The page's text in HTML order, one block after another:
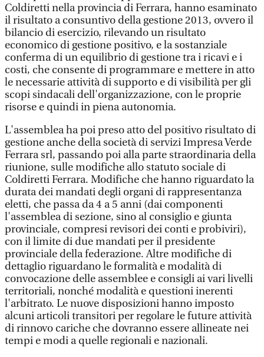
Coldiretti nella provincia di Ferrara, hanno esaminato
il risultato a consuntivo della gestione 2013, ovvero il
bilancio di esercizio, rilevando un risultato
economico di gestione positivo, e la sostanziale
conferma di un equilibrio di gestione tra i ricavi e i
costi, che consente di programmare e mettere in atto
le necessarie attività di supporto e di visibilità per gli
scopi sindacali dell'organizzazione, con le proprie
risorse e quindi in piena autonomia.
L'assemblea ha poi preso atto del positivo risultato di
gestione anche della società di servizi Impresa Verde
Ferrara srl, passando poi alla parte straordinaria della
riunione, sulle modifiche allo statuto sociale di
Coldiretti Ferrara. Modifiche che hanno riguardato la
durata dei mandati degli organi di rappresentanza
eletti, che passa da 4 a 5 anni (dai componenti
l'assemblea di sezione, sino al consiglio e giunta
provinciale, compresi revisori dei conti e probiviri),
con il limite di due mandati per il presidente
provinciale della federazione. Altre modifiche di
dettaglio riguardano le formalità e modalità di
convocazione delle assemblee e consigli ai vari livelli
territoriali, nonché modalità e questioni inerenti
l'arbitrato. Le nuove disposizioni hanno imposto
alcuni articoli transitori per regolare le future attività
di rinnovo cariche che dovranno essere allineate nei
tempi e modi a quelle regionali e nazionali.